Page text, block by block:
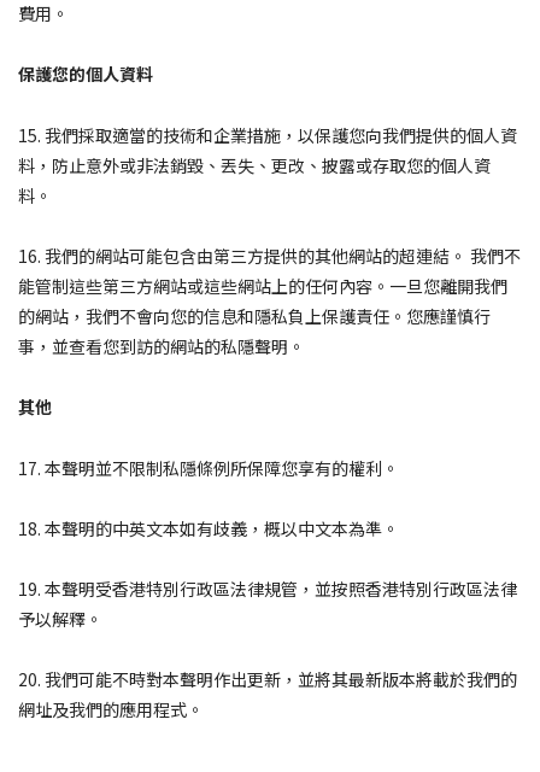
費用。
保護您的個人資料
15. 我們採取適當的技術和企業措施，以保護您向我們提供的個人資
料，防止意外或非法銷毀、丟失、更改、披露或存取您的個人資
料。
16. 我們的網站可能包含由第三方提供的其他網站的超連結。 我們不
能管制這些第三方網站或這些網站上的任何內容。一旦您離開我們
的網站，我們不會向您的信息和隱私負上保護責任。您應謹慎行
事，並查看您到訪的網站的私隱聲明。
其他
17. 本聲明並不限制私隱條例所保障您享有的權利。
18. 本聲明的中英文本如有歧義，概以中文本為準。
19. 本聲明受香港特別行政區法律規管，並按照香港特別行政區法律
予以解釋。
20. 我們可能不時對本聲明作出更新，並將其最新版本將載於我們的
網址及我們的應用程式。